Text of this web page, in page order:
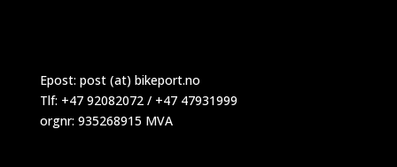
Epost: post (at) bikeport.no
Tlf: +47 92082072 / +47 47931999
orgnr: 935268915 MVA